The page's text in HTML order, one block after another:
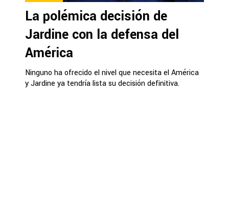
La polémica decisión de
Jardine con la defensa del
América
Ninguno ha ofrecido el nivel que necesita el América
y Jardine ya tendría lista su decisión definitiva.